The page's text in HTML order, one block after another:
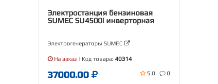
Электростанция бензиновая
SUMEC SU4500i инверторная
Электрогенераторы SUMEC
На заказ | Код товара: 40314
37000.00 5.0 0